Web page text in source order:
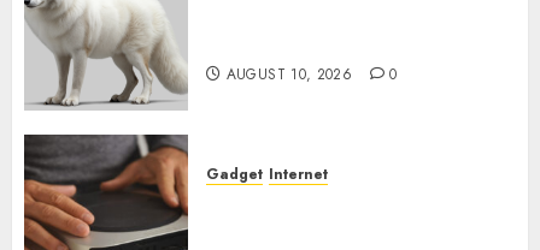
AUGUST 10, 2026 0
Gadget Internet